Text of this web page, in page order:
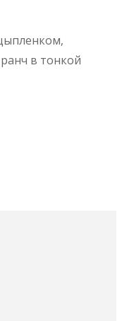
в тонкой